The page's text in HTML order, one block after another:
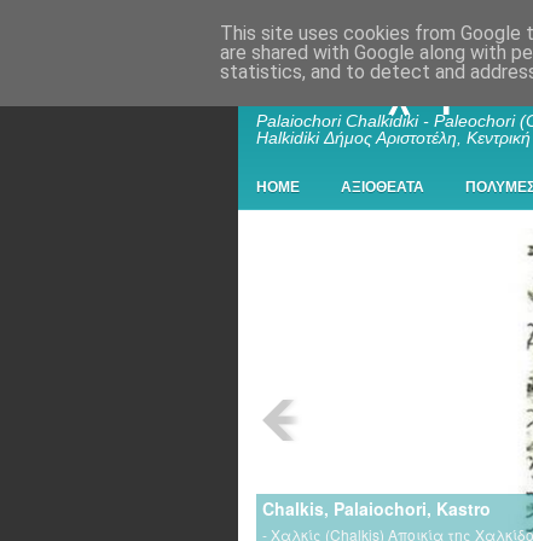
Παλαιοχώρι
Palaiochori Chalkidiki - Paleochori
Halkidiki Δήμος Αριστοτέλη,
HOME ΑΞΙΟΘΕΑΤΑ
Chalkis, Palaiochori, Kastro
- Χαλκίς (Chalkis) Αποικία της
This site uses cookies from Google
are shared with Google along with
statistics, and to detect and